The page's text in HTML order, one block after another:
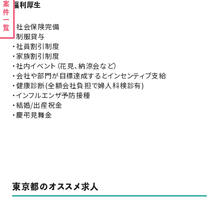
案件一覧 福利厚生
・社会保険完備
・制服貸与
・社員割引制度
・家族割引制度
・社内イベント（花見、納涼会など）
・会社や部門が目標達成するとインセンティブ支給
・健康診断(全額会社負担で婦人科検診有)
・インフルエンザ予防接種
・結婚/出産祝金
・慶弔見舞金
東京都のオススメ求人